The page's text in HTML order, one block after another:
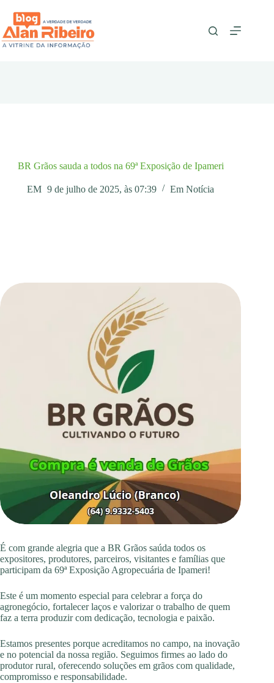
para
conteúdo
BR Grãos sauda a todos na 69ª Exposição de Ipameri
EM 9 de julho de 2025, às 07:39 Em Notícia
É com grande alegria que a BR Grãos saúda todos os
expositores, produtores, parceiros, visitantes e famílias que
participam da 69ª Exposição Agropecuária de Ipameri!
Este é um momento especial para celebrar a força do
agronegócio, fortalecer laços e valorizar o trabalho de quem
faz a terra produzir com dedicação, tecnologia e paixão.
Estamos presentes porque acreditamos no campo, na inovação
e no potencial da nossa região. Seguimos firmes ao lado do
produtor rural, oferecendo soluções em grãos com qualidade,
compromisso e responsabilidade.